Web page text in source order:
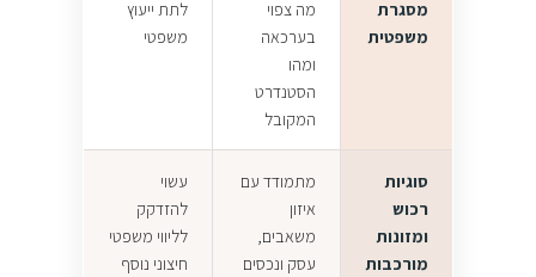
מסגרת
משפטית
מה צפוי
בערכאה
ומהו
הסטנדרט
המקובל
לתת ייעוץ
משפטי
סוגיות
רכוש
ומזונות
מורכבות
מתמודד עם
איזון
משאבים,
עסק ונכסים
עשוי
להזדקק
לליווי משפטי
חיצוני נוסף